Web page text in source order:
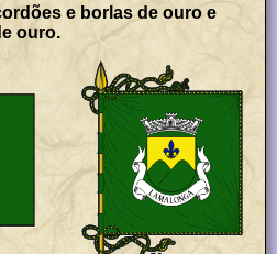
e borlas de ouro e
ouro.